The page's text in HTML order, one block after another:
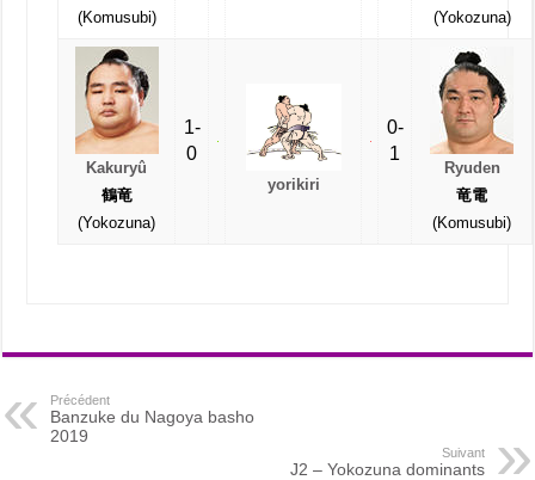
(Komusubi)
(Yokozuna)
Kakuryû
鶴竜
(Yokozuna)
1-
0
yorikiri
0-
1
Ryuden
竜電
(Komusubi)
Précédent
Banzuke du Nagoya basho
2019
Suivant
J2 – Yokozuna dominants